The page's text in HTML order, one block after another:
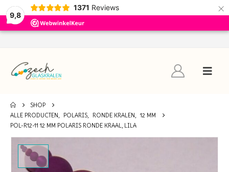
9,8
1371 Reviews ×
SHOP
ALLE PRODUCTEN, POLARIS, RONDE KRALEN, 12 MM
POL-R12-11 12 MM POLARIS RONDE KRAAL, LILA